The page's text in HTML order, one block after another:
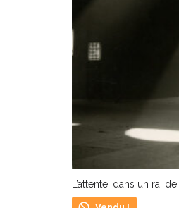
L’attente, dans un rai